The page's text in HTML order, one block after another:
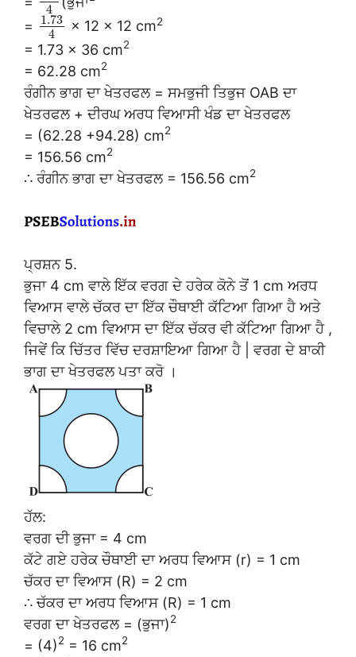
4
=
1.73
4
× 12 × 12 cm2
= 1.73 × 36 cm2
= 62.28 cm2
ਰੰਗੀਨ ਭਾਗ ਦਾ ਖੇਤਰਫਲ = ਸਮਭੁਜੀ ਤਿਭੁਜ OAB ਦਾ
ਖੇਤਰਫਲ + ਦੀਰਘ ਅਰਧ ਵਿਆਸੀ ਖੰਡ ਦਾ ਖੇਤਰਫਲ
= (62.28 +94.28) cm2
= 156.56 cm2
∴ ਰੰਗੀਨ ਭਾਗ ਦਾ ਖੇਤਰਫਲ = 156.56 cm2
ਪ੍ਰਸ਼ਨ 5.
ਭੁਜਾ 4 cm ਵਾਲੇ ਇੱਕ ਵਰਗ ਦੇ ਹਰੇਕ ਕੋਨੇ ਤੋਂ 1 cm ਅਰਧ
ਵਿਆਸ ਵਾਲੇ ਚੱਕਰ ਦਾ ਇੱਕ ਚੌਥਾਈ ਕੱਟਿਆ ਗਿਆ ਹੈ ਅਤੇ
ਵਿਚਾਲੇ 2 cm ਵਿਆਸ ਦਾ ਇੱਕ ਚੱਕਰ ਵੀ ਕੱਟਿਆ ਗਿਆ ਹੈ ,
ਜਿਵੇਂ ਕਿ ਚਿੱਤਰ ਵਿੱਚ ਦਰਸ਼ਾਇਆ ਗਿਆ ਹੈ | ਵਰਗ ਦੇ ਬਾਕੀ
ਭਾਗ ਦਾ ਖੇਤਰਫਲ ਪਤਾ ਕਰੋ ।
ਹੱਲ:
ਵਰਗ ਦੀ ਭੁਜਾ = 4 cm
ਕੱਟੇ ਗਏ ਹਰੇਕ ਚੌਥਾਈ ਦਾ ਅਰਧ ਵਿਆਸ (r) = 1 cm
ਚੱਕਰ ਦਾ ਵਿਆਸ (R) = 2 cm
∴ ਚੱਕਰ ਦਾ ਅਰਧ ਵਿਆਸ (R) = 1 cm
ਵਰਗ ਦਾ ਖੇਤਰਫਲ = (ਭੁਜਾ)2
= (4)2 = 16 cm2